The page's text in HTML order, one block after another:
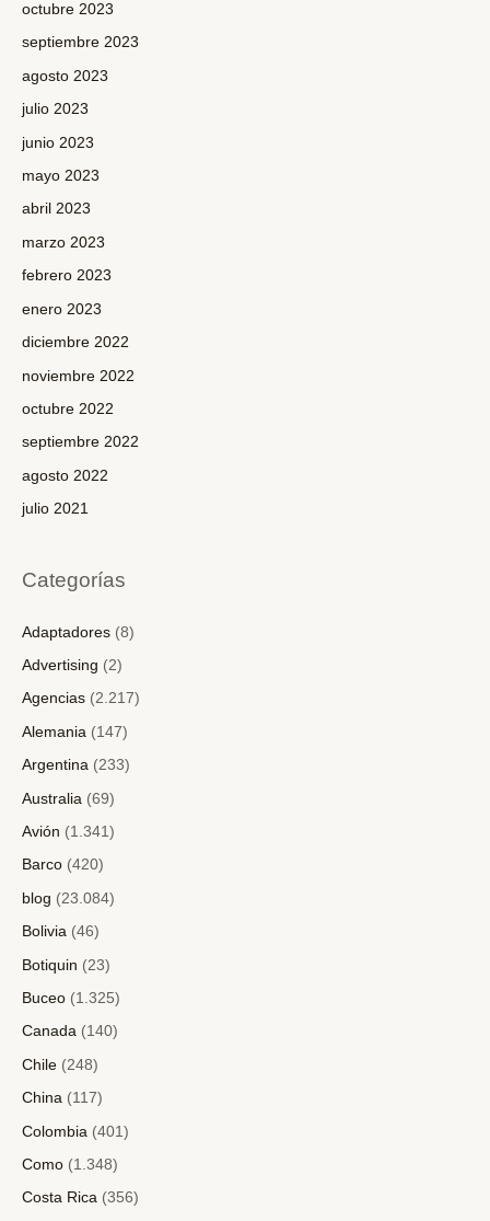
octubre 2023
septiembre 2023
agosto 2023
julio 2023
junio 2023
mayo 2023
abril 2023
marzo 2023
febrero 2023
enero 2023
diciembre 2022
noviembre 2022
octubre 2022
septiembre 2022
agosto 2022
julio 2021
Categorías
Adaptadores (8)
Advertising (2)
Agencias (2.217)
Alemania (147)
Argentina (233)
Australia (69)
Avión (1.341)
Barco (420)
blog (23.084)
Bolivia (46)
Botiquin (23)
Buceo (1.325)
Canada (140)
Chile (248)
China (117)
Colombia (401)
Como (1.348)
Costa Rica (356)